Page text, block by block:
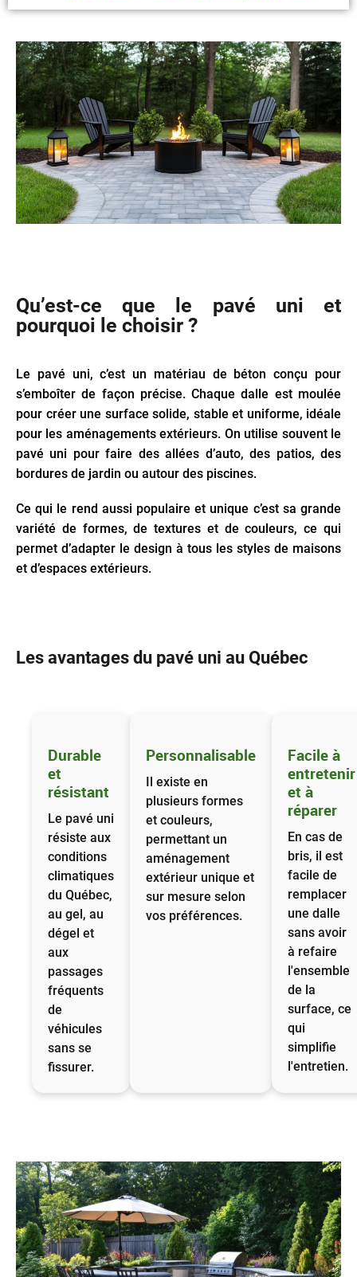
Qu’est-ce que le pavé uni et
pourquoi le choisir ?
Le pavé uni, c’est un matériau de béton conçu pour
s’emboîter de façon précise. Chaque dalle est moulée
pour créer une surface solide, stable et uniforme, idéale
pour les aménagements extérieurs. On utilise souvent le
pavé uni pour faire des allées d’auto, des patios, des
bordures de jardin ou autour des piscines.
Ce qui le rend aussi populaire et unique c’est sa grande
variété de formes, de textures et de couleurs, ce qui
permet d’adapter le design à tous les styles de maisons
et d’espaces extérieurs.
Les avantages du pavé uni au Québec
Durable
et
résistant
Le pavé uni
résiste aux
conditions
climatiques
du Québec,
au gel, au
dégel et
aux
passages
fréquents
de
véhicules
sans se
fissurer.
Personnalisable
Il existe en
plusieurs formes
et couleurs,
permettant un
aménagement
extérieur unique et
sur mesure selon
vos préférences.
Facile à
entretenir
et à
réparer
En cas de
bris, il est
facile de
remplacer
une dalle
sans avoir
à refaire
l'ensemble
de la
surface, ce
qui
simplifie
l'entretien.